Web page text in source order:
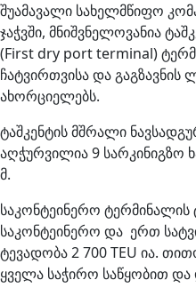
შუამავალი სახელმწიფო
ჯაჭვში, მნიშვნელოვანია
(First dry port terminal)
ჩატვირთვისა და გაგზავნის
ახორციელებს.
ტაშკენტის მშრალი
აღჭურვილია 9 სარკინიგზო
მ.
საკონტეინერო
საკონტეინერო და ერთ
ტევადობა 2 700 TEU ია.
ყველა საჭირო საწყობით და